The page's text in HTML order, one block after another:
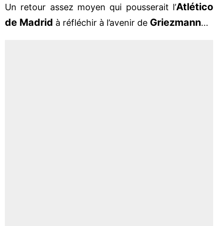
Un retour assez moyen qui pousserait l’Atlético
de Madrid à réfléchir à l’avenir de Griezmann...